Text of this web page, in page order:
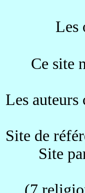
Les
Ce site
Les
Site de
Site